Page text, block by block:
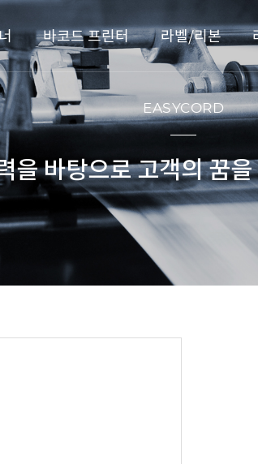
바코드 프린터 라벨/리본
EASYCORD
을 바탕으로 고객의 꿈